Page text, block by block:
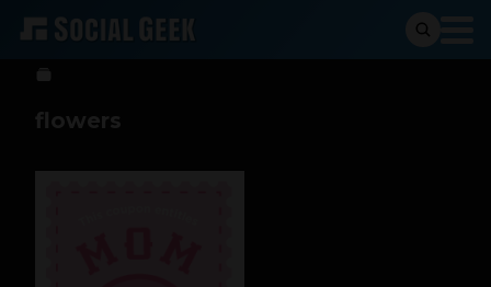
btriana 10 de mayo de 2013
flowers